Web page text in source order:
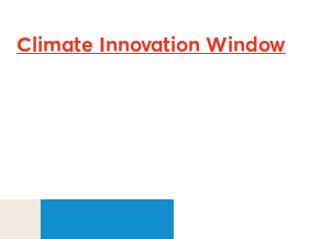
Climate Innovation Window